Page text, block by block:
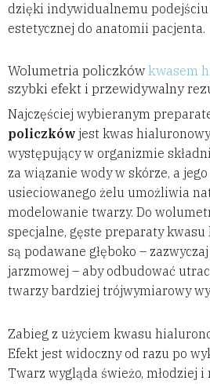
dzięki indywidualnemu
estetycznej do anatomii pacjenta.
Wolumetria policzkówkwasem
szybki efekt i przewidywalny
Najczęściej wybieranym
policzków jest kwas
występujący w organizmie
za wiązanie wody w skórze, a
usieciowanego żelu umożliwia
modelowanie twarzy. Do
specjalne, gęste preparaty
są podawane głęboko –
jarzmowej – aby odbudować
twarzy bardziej trójwymiarowy
Zabieg z użyciem kwasu
Efekt jest widoczny od razu po
Twarz wygląda świeżo, młodziej